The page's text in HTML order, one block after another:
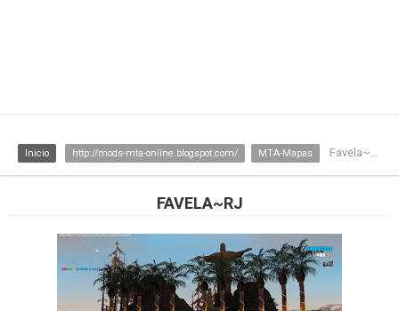
Inicio http://mods-mta-online.blogspot.com/ MTA-Mapas Favela~RJ
FAVELA~RJ